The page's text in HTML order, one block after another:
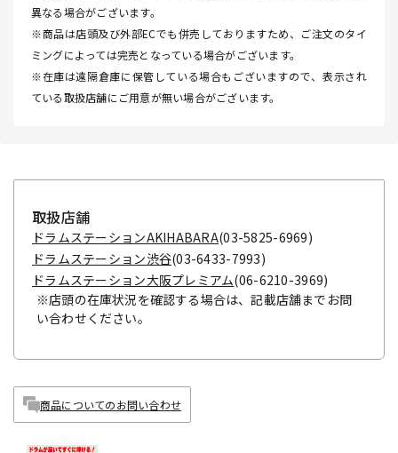
異なる場合がございます。
※商品は店頭及び外部ECでも併売しておりますため、ご注文のタイ
ミングによっては完売となっている場合がございます。
※在庫は遠隔倉庫に保管している場合もございますので、表示され
ている取扱店舗にご用意が無い場合がございます。
取扱店舗
ドラムステーションAKIHABARA(03-5825-6969)
ドラムステーション渋谷(03-6433-7993)
ドラムステーション大阪プレミアム(06-6210-3969)
※店頭の在庫状況を確認する場合は、記載店舗までお問
い合わせください。
商品についてのお問い合わせ